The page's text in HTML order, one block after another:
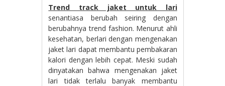
Trend track jaket untuk lari
senantiasa berubah seiring dengan
berubahnya trend fashion. Menurut ahli
kesehatan, berlari dengan mengenakan
jaket lari dapat membantu pembakaran
kalori dengan lebih cepat. Meski sudah
dinyatakan bahwa mengenakan jaket
lari tidak terlalu banyak membantu